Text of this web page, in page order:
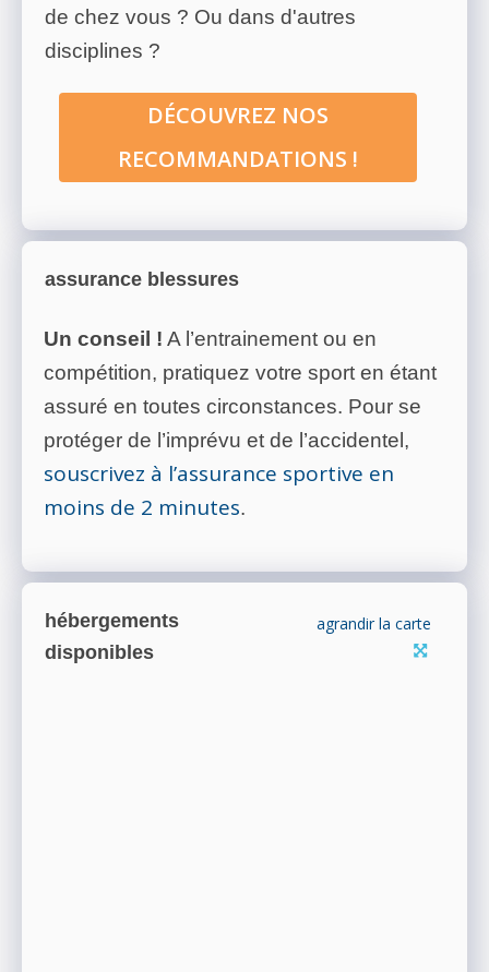
de chez vous ? Ou dans d'autres
disciplines ?
DÉCOUVREZ NOS
RECOMMANDATIONS !
assurance blessures
Un conseil ! A l’entrainement ou en
compétition, pratiquez votre sport en étant
assuré en toutes circonstances. Pour se
protéger de l’imprévu et de l’accidentel,
souscrivez à l’assurance sportive en
moins de 2 minutes.
hébergements
disponibles
agrandir la carte